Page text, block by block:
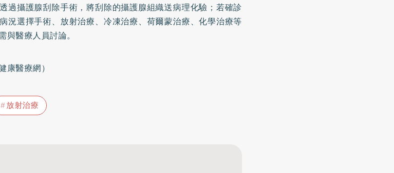
過攝護腺刮除手術，將刮除的攝護腺組織送病理化驗；若確診
況選擇手術、放射治療、冷凍治療、荷爾蒙治療、化學治療等
與醫療人員討論。
康醫療網）
放射治療